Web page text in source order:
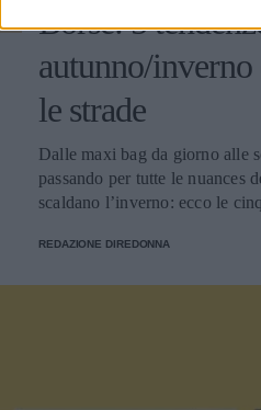
Borse: 5
autunno/
le strade
Dalle maxi bag da giorno alle
passando per tutte le nuances
scaldano l’inverno: ecco le
REDAZIONE DIREDONNA